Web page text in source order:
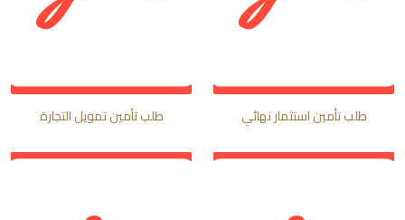
طلب تأمين استثمار نهائي طلب تأمين تمويل التجارة